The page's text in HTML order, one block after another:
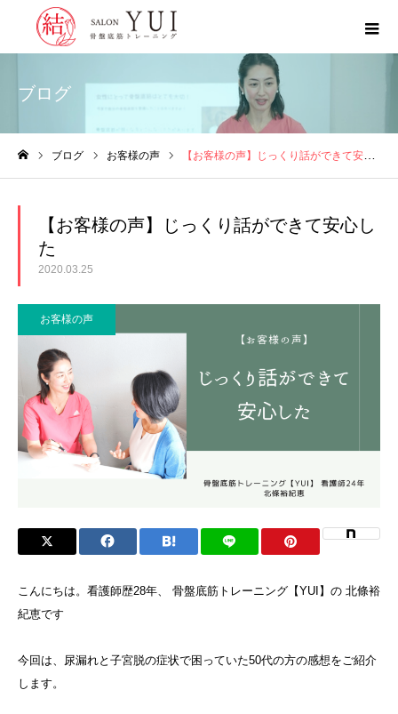
ブログ
ブログ お客様の声 【お客様の声】じっくり話ができて安心した
【お客様の声】じっくり話ができて安心し
た
2020.03.25
お客様の声
こんにちは。看護師歴28年、 骨盤底筋トレーニング【YUI】の 北條裕
紀恵です
今回は、尿漏れと子宮脱の症状で困っていた50代の方の感想をご紹介
します。